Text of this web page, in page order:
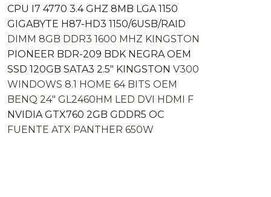
CPU I7 4770 3.4 GHZ 8MB LGA 1150
GIGABYTE H87-HD3 1150/6USB/RAID
DIMM 8GB DDR3 1600 MHZ KINGSTON
PIONEER BDR-209 BDK NEGRA OEM
SSD 120GB SATA3 2.5″ KINGSTON V300
WINDOWS 8.1 HOME 64 BITS OEM
BENQ 24″ GL2460HM LED DVI HDMI F
NVIDIA GTX760 2GB GDDR5 OC
FUENTE ATX PANTHER 650W